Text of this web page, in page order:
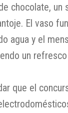
chocolate, un
El vaso
agua y el
un
que el